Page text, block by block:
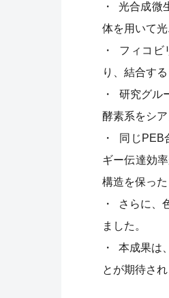
・ 光合成微
体を用いて
・ フィコビ
り、結合す
・ 研究グル
酵素系をシ
・ 同じPEB
ギー伝達効
構造を保っ
・ さらに、
ました。
・ 本成果は
とが期待され